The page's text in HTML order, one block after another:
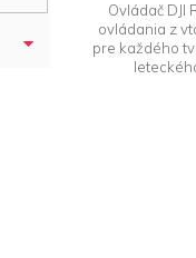
Ovládač DJI
ovládania z
pre každého